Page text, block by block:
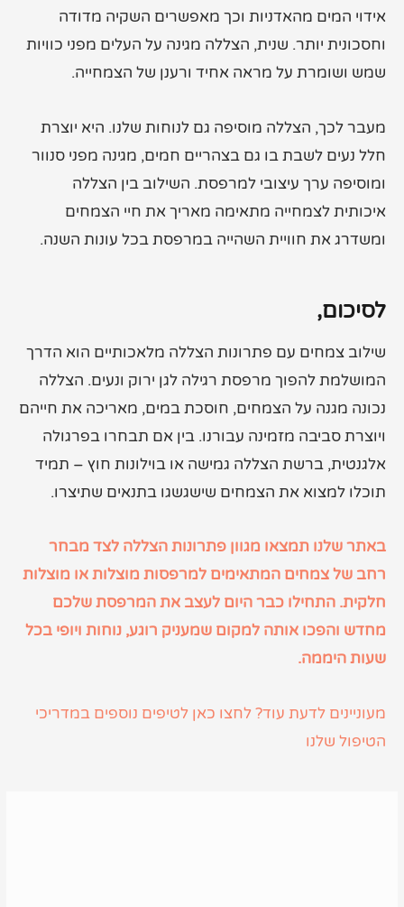
אידוי המים מהאדניות וכך מאפשרים השקיה מדודה
וחסכונית יותר. שנית, הצללה מגינה על העלים מפני כוויות
שמש ושומרת על מראה אחיד ורענן של הצמחייה.
מעבר לכך, הצללה מוסיפה גם לנוחות שלנו. היא יוצרת
חלל נעים לשבת בו גם בצהריים חמים, מגינה מפני סנוור
ומוסיפה ערך עיצובי למרפסת. השילוב בין הצללה
איכותית לצמחייה מתאימה מאריך את חיי הצמחים
ומשדרג את חוויית השהייה במרפסת בכל עונות השנה.
לסיכום,
שילוב צמחים עם פתרונות הצללה מלאכותיים הוא הדרך
המושלמת להפוך מרפסת רגילה לגן ירוק ונעים. הצללה
נכונה מגנה על הצמחים, חוסכת במים, מאריכה את חייהם
ויוצרת סביבה מזמינה עבורנו. בין אם תבחרו בפרגולה
אלגנטית, ברשת הצללה גמישה או בוילונות חוץ – תמיד
תוכלו למצוא את הצמחים שישגשגו בתנאים שתיצרו.
באתר שלנו תמצאו מגוון פתרונות הצללה לצד מבחר
רחב של צמחים המתאימים למרפסות מוצלות או מוצלות
חלקית. התחילו כבר היום לעצב את המרפסת שלכם
מחדש והפכו אותה למקום שמעניק רוגע, נוחות ויופי בכל
שעות היממה.
מעוניינים לדעת עוד? לחצו כאן לטיפים נוספים במדריכי
הטיפול שלנו